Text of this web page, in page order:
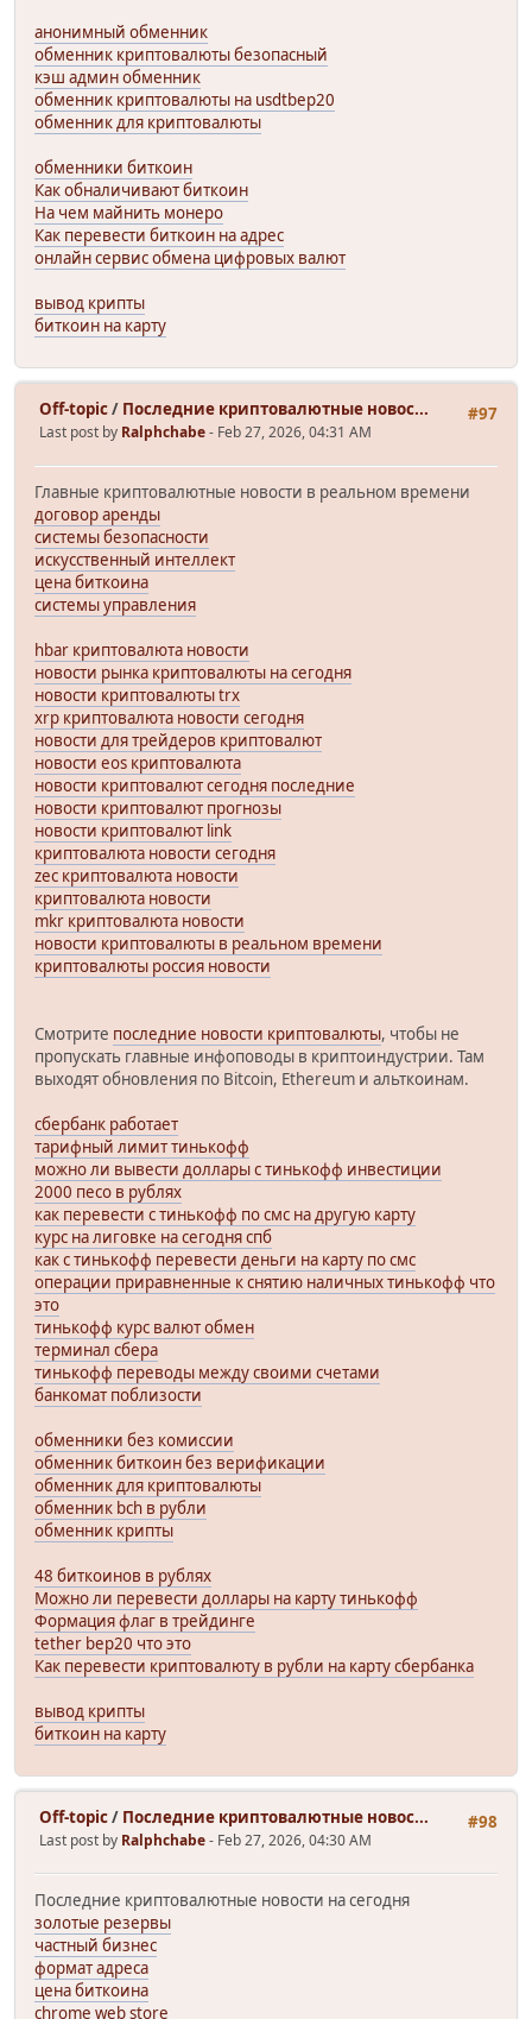
анонимный обменник
обменник криптовалюты безопасный
кэш админ обменник
обменник криптовалюты на usdtbep20
обменник для криптовалюты
обменники биткоин
Как обналичивают биткоин
На чем майнить монеро
Как перевести биткоин на адрес
онлайн сервис обмена цифровых валют
вывод крипты
биткоин на карту
#97
Off-topic/ Последние криптовалютные новос...
Last post by Ralphchabe- Feb 27, 2026, 04:31 AM
Главные криптовалютные новости в реальном времени
договор аренды
системы безопасности
искусственный интеллект
цена биткоина
системы управления
hbar криптовалюта новости
новости рынка криптовалюты на сегодня
новости криптовалюты trx
xrp криптовалюта новости сегодня
новости для трейдеров криптовалют
новости eos криптовалюта
новости криптовалют сегодня последние
новости криптовалют прогнозы
новости криптовалют link
криптовалюта новости сегодня
zec криптовалюта новости
криптовалюта новости
mkr криптовалюта новости
новости криптовалюты в реальном времени
криптовалюты россия новости
Смотрите последние новости криптовалюты, чтобы не
пропускать главные инфоповоды в криптоиндустрии. Там
выходят обновления по Bitcoin, Ethereum и альткоинам.
сбербанк работает
тарифный лимит тинькофф
можно ли вывести доллары с тинькофф инвестиции
2000 песо в рублях
как перевести с тинькофф по смс на другую карту
курс на лиговке на сегодня спб
как с тинькофф перевести деньги на карту по смс
операции приравненные к снятию наличных тинькофф что
это
тинькофф курс валют обмен
терминал сбера
тинькофф переводы между своими счетами
банкомат поблизости
обменники без комиссии
обменник биткоин без верификации
обменник для криптовалюты
обменник bch в рубли
обменник крипты
48 биткоинов в рублях
Можно ли перевести доллары на карту тинькофф
Формация флаг в трейдинге
tether bep20 что это
Как перевести криптовалюту в рубли на карту сбербанка
вывод крипты
биткоин на карту
#98
Off-topic/ Последние криптовалютные новос...
Last post by Ralphchabe- Feb 27, 2026, 04:30 AM
Последние криптовалютные новости на сегодня
золотые резервы
частный бизнес
формат адреса
цена биткоина
chrome web store